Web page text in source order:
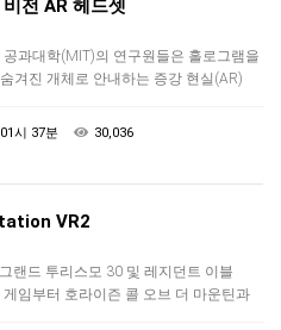
전 AR 헤드셋
과대학(MIT)의 연구원들은 홀로그램을
겨진 개체로 안내하는 증강 현실(AR)
01시 37분 30,036
VR2
랜드 투리스모 30 및 레지던트 이블
임부터 호라이즌 콜 오브 더 마운틴과